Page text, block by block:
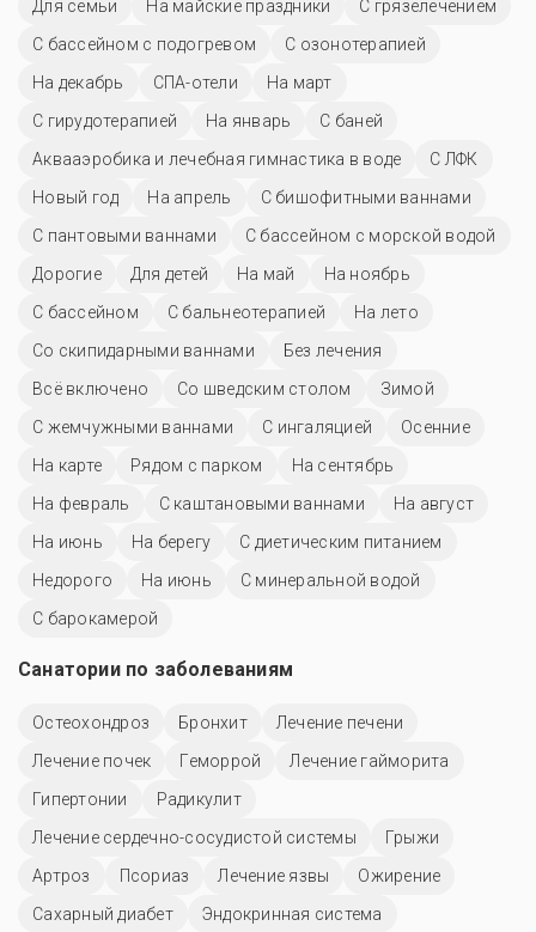
Для семьи На майские праздники
С грязелечением
С бассейном с подогревом
С озонотерапией
На декабрь
СПА-отели
На март
С гирудотерапией
На январь
С баней
Аквааэробика и лечебная гимнастика в воде
С ЛФК
Новый год
На апрель
С бишофитными ваннами
С пантовыми ваннами
С бассейном с морской водой
Дорогие
Для детей На май
На ноябрь
C бассейном
С бальнеотерапией
На лето
Со скипидарными ваннами
Без лечения
Всё включено
Со шведским столом
Зимой
С жемчужными ваннами
С ингаляцией
Осенние
На карте
Рядом с парком
На сентябрь
На февраль
С каштановыми ваннами
На август
На июнь
На берегу
С диетическим питанием
Недорого
На июнь
С минеральной водой
С барокамерой
Санатории по заболеваниям
Остеохондроз Бронхит
Лечение печени
Лечение почек
Геморрой
Лечение гайморита
Гипертонии
Радикулит
Лечение сердечно-сосудистой системы
Грыжи
Артроз
Псориаз Лечение язвы
Ожирение
Сахарный диабет
Эндокринная система